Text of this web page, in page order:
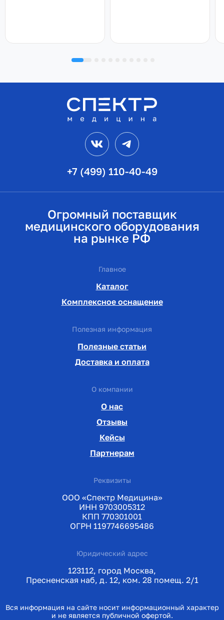
+7 (499) 110-40-49
VK
Огромный поставщик
медицинского оборудования
на рынке РФ
Главное
Каталог
Комплексное оснащение
Полезная информация
Полезные статьи
Доставка и оплата
О компании
О нас
Отзывы
Кейсы
Партнерам
Реквизиты
ООО «Спектр Медицина»
ИНН 9703005312
КПП 770301001
ОГРН 1197746695486
Юридический адрес
123112, город Москва,
Пресненская наб, д. 12, ком. 28 помещ. 2/1
Вся информация на сайте носит информационный характер
и не является публичной офертой.